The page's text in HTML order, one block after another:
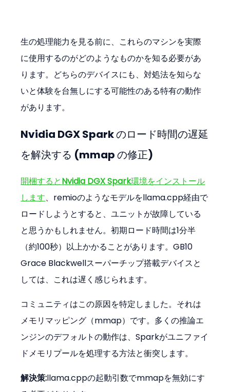
生の処理能力を見る前に、これらのマシンを実際
に使用するのがどのようなものかを知る必要があ
ります。どちらのデバイスにも、対処法を知らな
いと体験を台無しにする可能性のある特有の動作
があります。
Nvidia DGX Spark のロード時間の遅延
を解決する (mmap の修正)
開梱するとNvidia DGX Spark環境をインストール
します、remioのようなモデルをllama.cpp経由で
ロードしようとすると、ユニットが故障している
と思うかもしれません。初期ロード時間は1分半
（約100秒）以上かかることがあります。GB10
Grace Blackwellスーパーチップ搭載デバイスと
しては、これは遅く感じられます。
コミュニティはこの原因を特定しました。それは
メモリマッピング（mmap）です。多くの推論エ
ンジンのデフォルトの動作は、Sparkがユニファイ
ドメモリプールを処理する方法と衝突します。
解決策:llama.cppの起動引数でmmapを無効にす